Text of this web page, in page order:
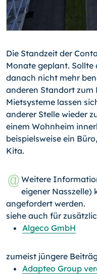
Die Standzeit der
Monate geplant. Sollte
danach nicht mehr
anderen Standort zum
Mietsysteme lassen
anderer Stelle wieder
einem Wohnheim
beispielsweise ein
Kita.
Weitere
eigener Nasszelle)
angefordert werden.
siehe auch für
Algeco GmbH
zumeist jüngere
Adapteo Group